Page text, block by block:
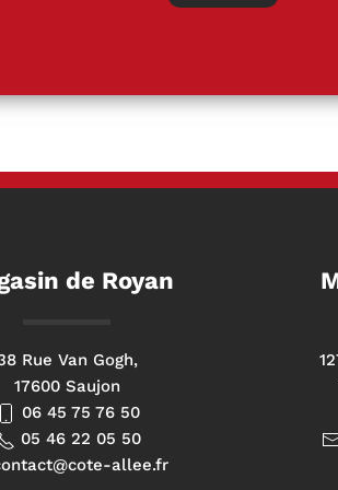
de Royan
Rue Van Gogh,
17600 Saujon
06 45 75 76 50
05 46 22 05 50
allee.fr